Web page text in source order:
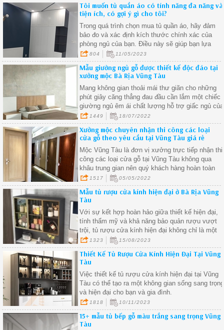
Tôi muốn tủ quần áo có tính năng đa năng và
tiện ích, có gợi ý gì cho tôi?
Trong quá trình chọn mua tủ quần áo, hãy đảm
bảo đo và xác định kích thước chính xác của
phòng ngủ của bạn. Điều này sẽ giúp bạn lựa
chọn một mẫu tủ phù hợp với không gian hiện
tránh việc mua sai kích thước và lãng phí không
gian
804 11/05/2023
Mẫu giường ngủ gỗ được thiết kế độc đáo tại
xưởng mộc Bà Rịa Vũng Tàu
Mang không gian thoải mái thư giãn cho những
phút giây căng thẳng đau đầu cần lắm một chiếc
giường ngủ êm ái chất lượng hỗ trợ giấc ngủ của
bạn và gia đình được ngon lành hơn.
1449 18/07/2022
Xưởng mộc chuyên nhận thi công các loại
cửa gỗ theo yêu cầu tại Vũng Tàu giá rẻ
Mộc Vũng Tàu là đơn vị xưởng trực tiếp nhận thi
công các loại cửa gỗ tại Vũng Tàu không qua
khâu trung gian nên quý khách hàng hoàn toàn
yên tâm về chất lượng sản phẩm cũng như giá
cả sẽ tốt nhất trên thị trường tại nơi bạn đang
sinh sống.
1517 05/05/2022
Mẫu tủ rượu cửa kính hiện đại ở Bà Rịa Vũng
Tàu
Với sự kết hợp hoàn hảo giữa thiết kế hiện đại,
tính thẩm mỹ và khả năng bảo quản rượu vượt
trội, tủ rượu cửa kính hiện đại không chỉ là một
phần không thể thiếu trong không gian sống mà
còn là biểu tượng của sự lịch lãm và đẳng cấp.
1323 15/08/2023
Thiết Kế Tủ Rượu Cửa Kính Hiện Đại Tại Vũng
Tàu
Việc thiết kế tủ rượu cửa kính hiện đại tại Vũng
Tàu có thể tạo ra một không gian sống sang trọng
và hiện đại cho bạn và gia đình.
1818 10/11/2023
15+ mẫu tủ bếp gỗ màu trắng sang trọng Vũng
Tàu